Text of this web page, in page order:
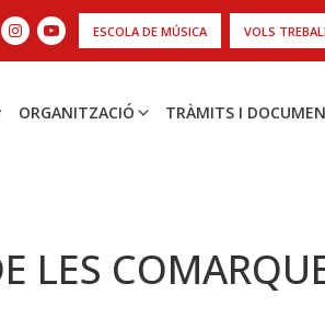
ESCOLA DE MÚSICA VOLS
ORGANITZACIÓ TRÀMITS I
LES